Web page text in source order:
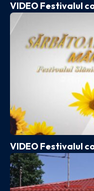
VIDEO Festivalul
VIDEO Festivalul